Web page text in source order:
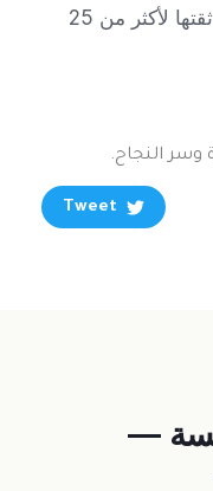
والتي شرّفنا بخدمتها وحظينا على ثقتها لأكثر من 25
وسر النجاح.
Tweet
—